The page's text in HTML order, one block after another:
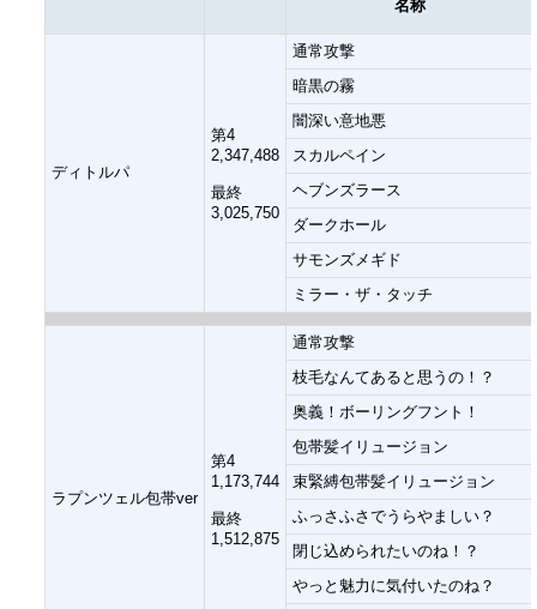
名称
ディトルパ
第4
2,347,488
最終
3,025,750
通常攻撃
暗黒の霧
闇深い意地悪
スカルペイン
ヘブンズラース
ダークホール
サモンズメギド
ミラー・ザ・タッチ
ラプンツェル包帯ver
第4
1,173,744
最終
1,512,875
通常攻撃
枝毛なんてあると思うの！？
奥義！ボーリングフント！
包帯髪イリュージョン
束緊縛包帯髪イリュージョン
ふっさふさでうらやましい？
閉じ込められたいのね！？
やっと魅力に気付いたのね？